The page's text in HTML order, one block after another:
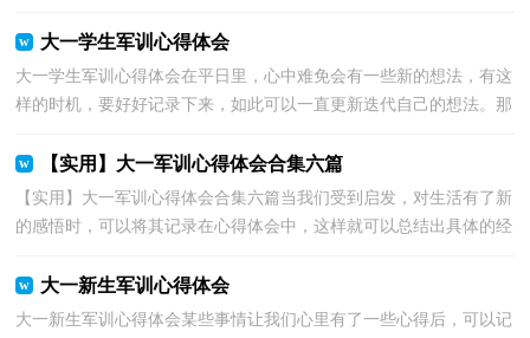
大一学生军训心得体会
大一学生军训心得体会在平日里，心中难免会有一些新的想法，有这
样的时机，要好好记录下来，如此可以一直更新迭代自己的想法。那
【实用】大一军训心得体会合集六篇
【实用】大一军训心得体会合集六篇当我们受到启发，对生活有了新
的感悟时，可以将其记录在心得体会中，这样就可以总结出具体的经
大一新生军训心得体会
大一新生军训心得体会某些事情让我们心里有了一些心得后，可以记